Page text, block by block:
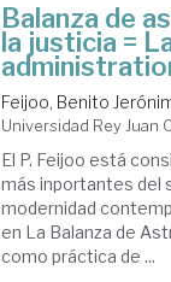
Balanza de
la justicia =
Feijoo, Benito
Universidad Rey Juan
El P. Feijoo está
más inportantes del
modernidad
en La Balanza de
como práctica de ...